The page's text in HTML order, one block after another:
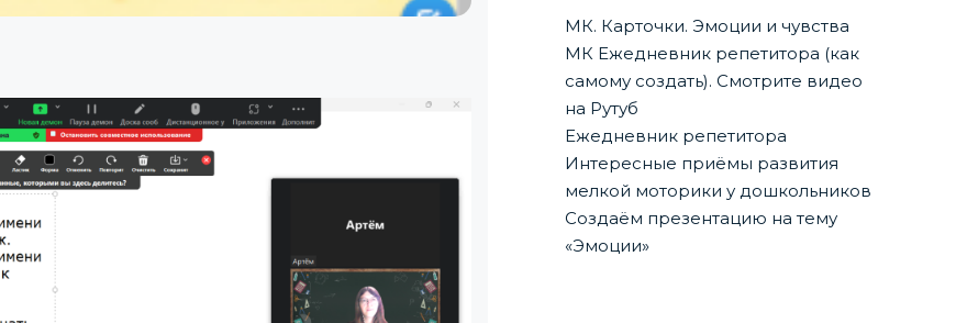
МК. Карточки. Эмоции и чувства
МК Ежедневник репетитора (как
самому создать). Смотрите видео
на Рутуб
Ежедневник репетитора
Интересные приёмы развития
мелкой моторики у дошкольников
Создаём презентацию на тему
«Эмоции»